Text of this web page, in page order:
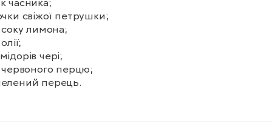
часника;
свіжої петрушки;
соку лимона;
чері;
червоного перцю;
перець.